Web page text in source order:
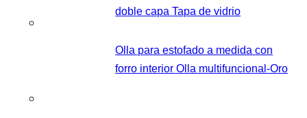
doble capa Tapa de vidrio
Olla para estofado a medida con
forro interior Olla multifuncional-Oro